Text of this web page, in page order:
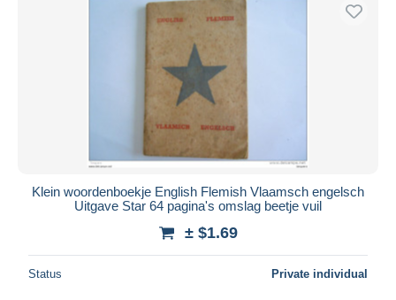
Klein woordenboekje English Flemish Vlaamsch engelsch
Uitgave Star 64 pagina's omslag beetje vuil
± $1.69
Status Private individual